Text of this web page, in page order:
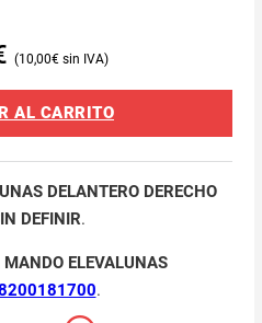
10,00€
AL CARRITO
DELANTERO DERECHO
DEFINIR.
MANDO ELEVALUNAS
.